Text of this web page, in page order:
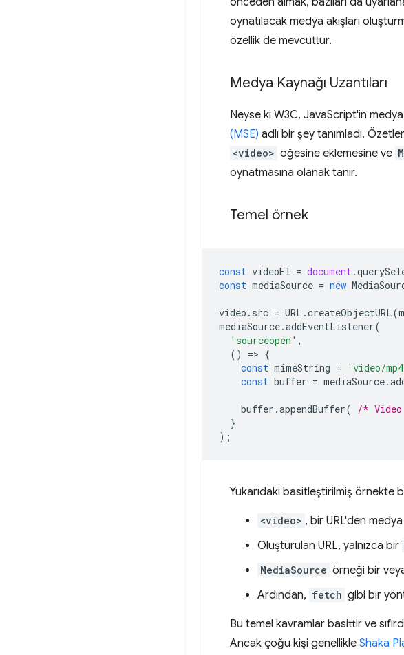
oynatılacak medya akışları
özellik de mevcuttur.
Medya Kaynağı Uzantıları
Neyse ki W3C, JavaScript'in medya
(MSE) adlı bir şey tanımladı.
<video> öğesine eklemesine ve
oynatmasına olanak tanır.
Temel örnek
const videoEl = document.
const mediaSource = new
video . src = URL .createObjectURL(
mediaSource.addEventListener(
'sourceopen' ,
()
=> {
const mimeString = 'video/
const buffer = mediaSource.
buffer .appendBuffer( /*
}
);
Yukarıdaki basitleştirilmiş örnekte
<video> , bir URL'den
Oluşturulan URL, yalnızca bir
MediaSource örneği bir
Ardından, fetch gibi bir
Bu temel kavramlar basittir ve
Ancak çoğu kişi genellikle Shaka